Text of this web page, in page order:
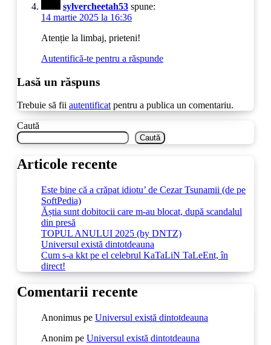
sylvercheetah53 spune:
14 martie 2025 la 16:36
Atenție la limbaj, prieteni!
Autentifică-te pentru a răspunde
Lasă un răspuns
Trebuie să fii autentificatpentru a publica un comentariu.
Caută
Caută
Articole recente
Este bine că a crăpat idiotu’ de Cezar Tsunamii (de pe
SoftPedia)
Ăștia sunt dobitocii care m-au blocat, după scandalul
din presă
TOPUL ANULUI 2025 (by DNTZ)
Universul există dintotdeauna
Cum s-a kkt pe el celebrul KaTaLiN TaLeEnt, în
direct!
Comentarii recente
Anonimus pe Universul există dintotdeauna
Anonim pe Universul există dintotdeauna